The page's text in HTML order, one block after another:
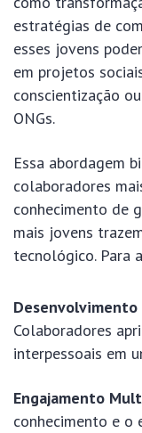
estratégias de
esses jovens
em projetos
conscientização
ONGs.
Essa abordagem
colaboradores
conhecimento de
mais jovens
tecnológico. Para
Desenvolvimento
Colaboradores
interpessoais em
Engajamento
conhecimento e o